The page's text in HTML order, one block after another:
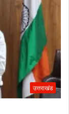
उत्तराखंड